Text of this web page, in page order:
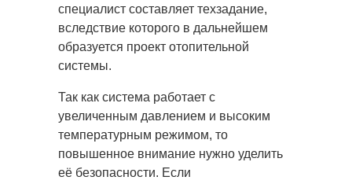
специалист составляет техзадание,
вследствие которого в дальнейшем
образуется проект отопительной
системы.
Так как система работает с
увеличенным давлением и высоким
температурным режимом, то
повышенное внимание нужно уделить
её безопасности. Если